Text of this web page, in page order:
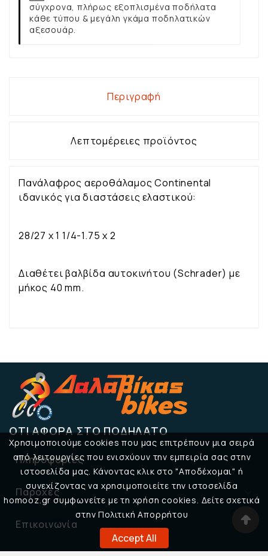
Χρησιμοποιούμε cookies που μας επιτρέπουν μια σειρά
από λειτουργίες που ενισχύουν την εμπειρία σας στην
ιστοσελίδα μας. Κάνοντας κλικ στο "Αποδέχομαι" ή
συνεχίζοντας να χρησιμοποιείτε την ιστοσελίδα
homooz.gr συμφωνείτε με τη χρήση cookies. Δείτε σχετικά
στην Πολιτική Απορρήτου
Accept All
σύγχρονα, πλήρως εξοπλισμένα ποδήλατα
κάθε τύπου & μεγάλη γκάμα ποδηλατικών
αξεσουάρ.
Περιγραφή
Λεπτομέρειες προϊόντος
Πανάλαφρος αεροθάλαμος Continental
ιδανικός για διαστάσεις ελαστικού:
28/27 x 1 1/4-1.75 x 2
Διαθέτει βαλβίδα αυτοκινήτου (Schrader) με
μήκος 40 mm.
ΌΤΙ ΑΦΟΡΆ ΣΤΟ ΠΟΔΉΛΑΤΟ
Πληροφορίες 
Παροχές
Επικοινωνία 